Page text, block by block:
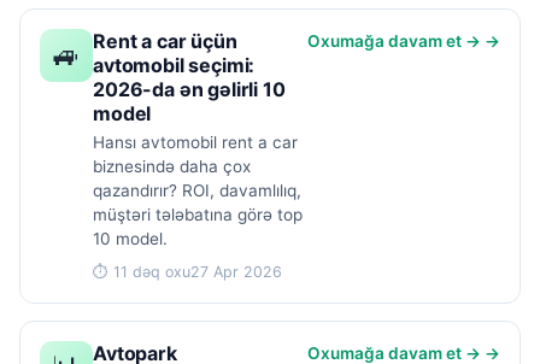
🚙
Rent a car üçün
avtomobil seçimi:
2026-da ən gəlirli 10
model
Hansı avtomobil rent a car
biznesində daha çox
qazandırır? ROI, davamlılıq,
müştəri tələbatına görə top
10 model.
⏱ 11 dəq oxu27 Apr 2026
Oxumağa davam et → →
Avtopark
Oxumağa davam et → →